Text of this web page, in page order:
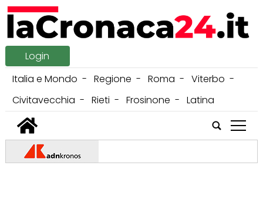
Login
Italia e Mondo
Regione Roma
Viterbo
Civitavecchia
Rieti Frosinone
Latina
tap